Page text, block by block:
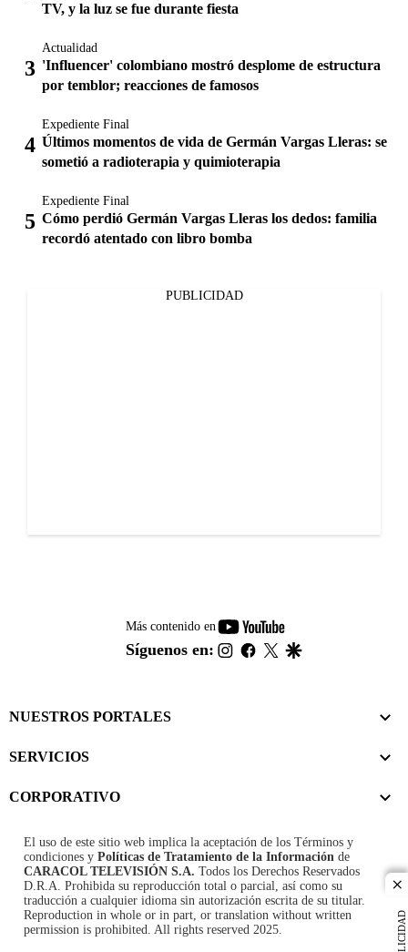
TV, y la luz se fue durante fiesta
Actualidad
'Influencer' colombiano mostró desplome de estructura
por temblor; reacciones de famosos
Expediente Final
Últimos momentos de vida de Germán Vargas Lleras: se
sometió a radioterapia y quimioterapia
Expediente Final
Cómo perdió Germán Vargas Lleras los dedos: familia
recordó atentado con libro bomba
PUBLICIDAD
Más contenido en
youtube-
footer
Síguenos en: instagram
facebook
twitter
NUESTROS PORTALES
SERVICIOS
CORPORATIVO
El uso de este sitio web implica la aceptación de los Términos y
condiciones y Políticas de Tratamiento de la Información de
CARACOL TELEVISIÓN S.A. Todos los Derechos Reservados
D.R.A. Prohibida su reproducción total o parcial, así como su
traducción a cualquier idioma sin autorización escrita de su titular.
Reproduction in whole or in part, or translation without written
permission is prohibited. All rights reserved 2025.